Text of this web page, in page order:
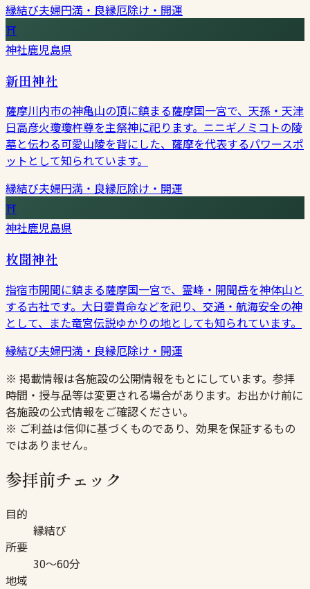
縁結び夫婦円満・良縁厄除け・開運
⛩
神社鹿児島県
新田神社
薩摩川内市の神亀山の頂に鎮まる薩摩国一宮で、天孫・天津
日高彦火瓊瓊杵尊を主祭神に祀ります。ニニギノミコトの陵
墓と伝わる可愛山陵を背にした、薩摩を代表するパワースポ
ットとして知られています。
縁結び夫婦円満・良縁厄除け・開運
⛩
神社鹿児島県
枚聞神社
指宿市開聞に鎮まる薩摩国一宮で、霊峰・開聞岳を神体山と
する古社です。大日孁貴命などを祀り、交通・航海安全の神
として、また竜宮伝説ゆかりの地としても知られています。
縁結び夫婦円満・良縁厄除け・開運
※ 掲載情報は各施設の公開情報をもとにしています。参拝
時間・授与品等は変更される場合があります。お出かけ前に
各施設の公式情報をご確認ください。
※ ご利益は信仰に基づくものであり、効果を保証するもの
ではありません。
参拝前チェック
目的
縁結び
所要
30〜60分
地域